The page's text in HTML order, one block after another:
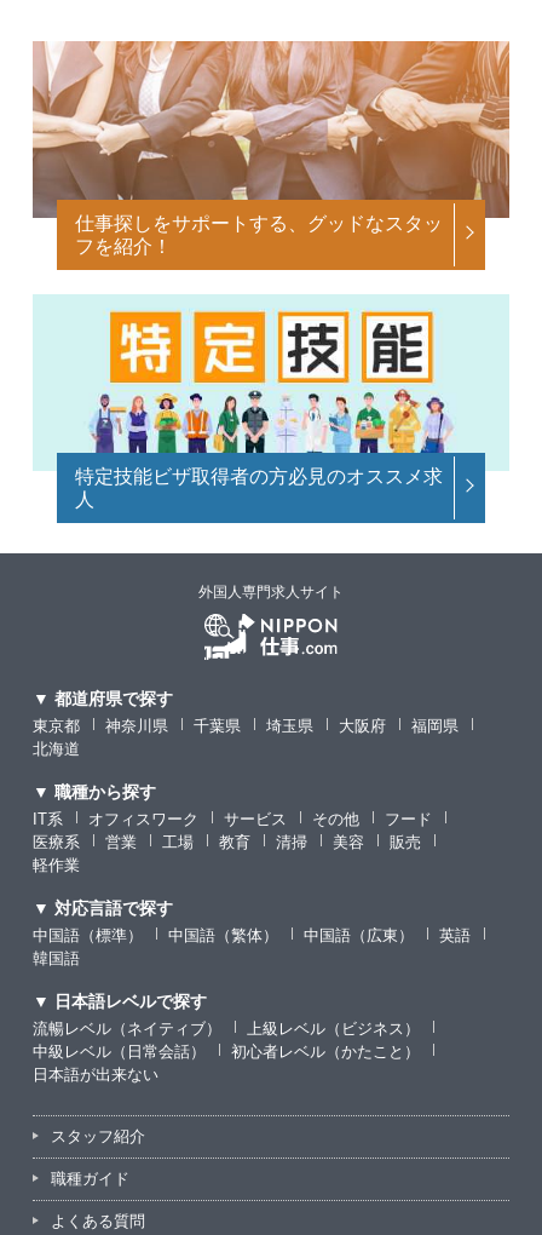
仕事探しをサポートする、グッドなスタッ
フを紹介！
特定技能ビザ取得者の方必見のオススメ求
人
外国人専門求人サイト
▼ 都道府県で探す
東京都 神奈川県 千葉県 埼玉県 大阪府
福岡県
北海道
▼ 職種から探す
IT系 オフィスワーク サービス その他
フード
医療系
営業 工場 教育 清掃 美容
販売
軽作業
▼ 対応言語で探す
中国語（標準） 中国語（繁体） 中国語（広東）
英語
韓国語
▼ 日本語レベルで探す
流暢レベル（ネイティブ）
上級レベル（ビジネス）
中級レベル（日常会話）
初心者レベル（かたこと）
日本語が出来ない
スタッフ紹介
職種ガイド
よくある質問